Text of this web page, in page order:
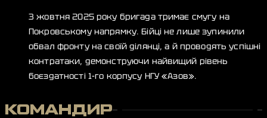
З жовтня 2025 року бригада тримає смугу на
Покровському напрямку. Бійці не лише зупинили
обвал фронту на своїй ділянці, а й проводять успішні
контратаки, демонструючи найвищий рівень
боєздатності 1-го корпусу НГУ «Азов».
КОМАНДИР